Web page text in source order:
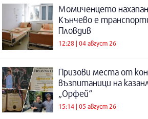
Момиченцето
Кънчево е
Пловдив
12:28 | 04 август 26
Призови места от
възпитаници на
„Орфей“
15:14 | 05 август 26